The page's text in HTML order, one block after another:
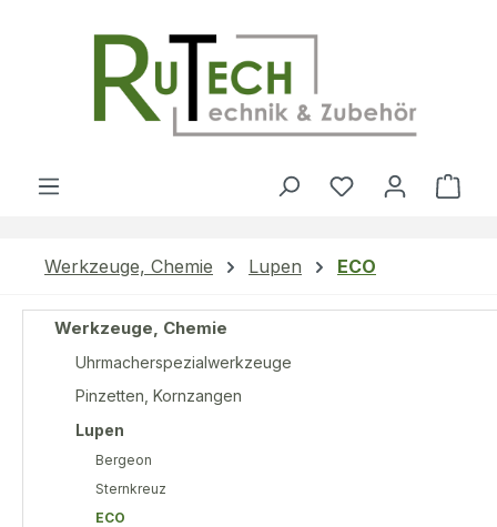
Du hast 0
Werkzeuge, Chemie Lupen ECO
Werkzeuge, Chemie
Uhrmacherspezialwerkzeuge
Pinzetten, Kornzangen
Lupen
Bergeon
Sternkreuz
ECO